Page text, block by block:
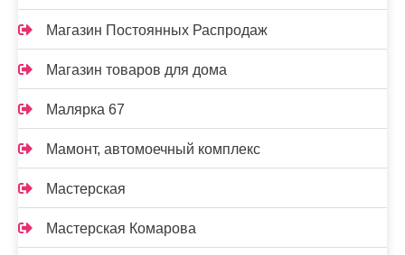
Магазин Постоянных Распродаж
Магазин товаров для дома
Малярка 67
Мамонт, автомоечный комплекс
Мастерская
Мастерская Комарова